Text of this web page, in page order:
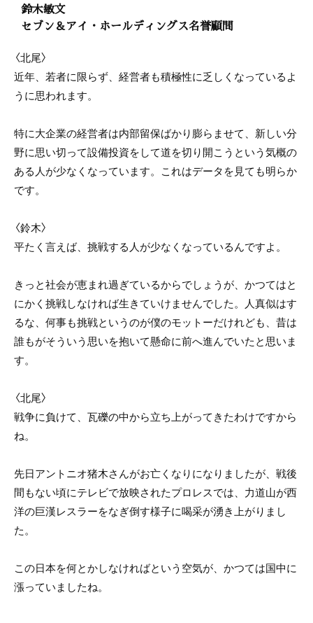
鈴木敏文
セブン＆アイ・ホールディングス名誉顧問
〈北尾〉
近年、若者に限らず、経営者も積極性に乏しくなっているよ
うに思われます。
特に大企業の経営者は内部留保ばかり膨らませて、新しい分
野に思い切って設備投資をして道を切り開こうという気概の
ある人が少なくなっています。これはデータを見ても明らか
です。
〈鈴木〉
平たく言えば、挑戦する人が少なくなっているんですよ。
きっと社会が恵まれ過ぎているからでしょうが、かつてはと
にかく挑戦しなければ生きていけませんでした。人真似はす
るな、何事も挑戦というのが僕のモットーだけれども、昔は
誰もがそういう思いを抱いて懸命に前へ進んでいたと思いま
す。
〈北尾〉
戦争に負けて、瓦礫の中から立ち上がってきたわけですから
ね。
先日アントニオ猪木さんがお亡くなりになりましたが、戦後
間もない頃にテレビで放映されたプロレスでは、力道山が西
洋の巨漢レスラーをなぎ倒す様子に喝采が湧き上がりまし
た。
この日本を何とかしなければという空気が、かつては国中に
漲っていましたね。